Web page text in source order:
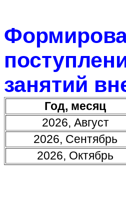
занятий
Год, месяц
2026, Август
2026, Сентябрь
2026, Октябрь